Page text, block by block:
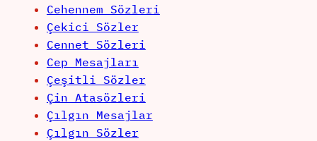
Cehennem Sözleri
Çekici Sözler
Cennet Sözleri
Cep Mesajları
Çeşitli Sözler
Çin Atasözleri
Çılgın Mesajlar
Çılgın Sözler